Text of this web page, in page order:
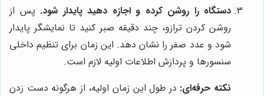
دستگاه را روشن کرده و اجازه دهید پایدار شود. پس از
روشن کردن ترازو، چند دقیقه صبر کنید تا نمایشگر پایدار
شود و عدد صفر را نشان دهد. این زمان برای تنظیم داخلی
سنسورها و پردازش اطلاعات اولیه لازم است.
نکته حرفه‌ای: در طول این زمان اولیه، از هرگونه دست زدن